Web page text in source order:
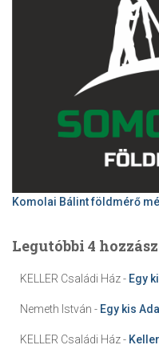
Komolai Bálint földmérő
Legutóbbi 4
KELLER Családi Ház- Egy
Nemeth István - Egy kis
KELLER Családi Ház-